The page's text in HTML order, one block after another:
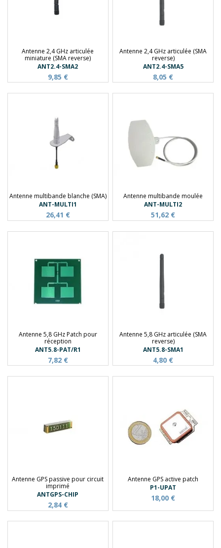
Antenne 2,4 GHz articulée
miniature (SMA reverse)
ANT2.4-SMA2
9,85 €
Antenne 2,4 GHz articulée (SMA
reverse)
ANT2.4-SMA5
8,05 €
Antenne multibande blanche (SMA)
ANT-MULTI1
26,41 €
Antenne multibande moulée
ANT-MULTI2
51,62 €
Antenne 5,8 GHz Patch pour
réception
ANT5.8-PAT/R1
7,82 €
Antenne 5,8 GHz articulée (SMA
reverse)
ANT5.8-SMA1
4,80 €
Antenne GPS passive pour circuit
imprimé
ANTGPS-CHIP
2,84 €
Antenne GPS active patch
P1-UPAT
18,00 €